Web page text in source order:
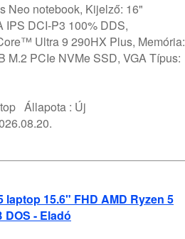
Neo notebook, Kijelző: 16"
IPS DCI-P3 100% DDS,
Ultra 9 290HX Plus, Memória:
M.2 PCIe NVMe SSD, VGA Típus:
Állapota : Új
laptop 15.6" FHD AMD Ryzen 5
DOS - Eladó